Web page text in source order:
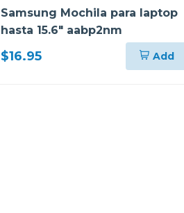
Samsung Mochila para laptop
hasta 15.6" aabp2nm
$16.95 Add